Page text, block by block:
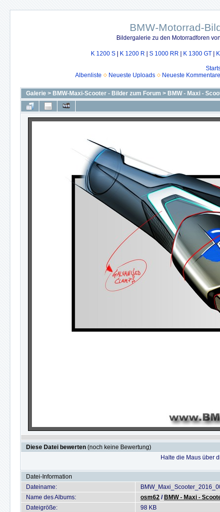
BMW-Motorrad-
Bildergalerie zu den Motorradforen
K 1200 S K 1200 R S 1000 RR K 1300 GT
Albenliste
Neueste Uploads Neueste Kommentare
Galerie > BMW-Maxi-Scooter - Bilder zum Forum > BMW - Maxi -
Diese Datei bewerten (noch keine Bewertung)
Halte die Maus über
Datei-Information
Dateiname:
Name des Albums:
osm62 / BMW - Maxi -
Dateigröße:
98 KB